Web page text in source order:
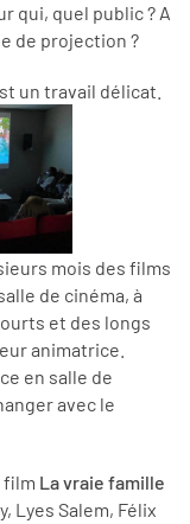
qui, quel public ? A
de projection ?
un travail délicat.
mois des films
de cinéma, à
et des longs
animatrice.
en salle de
avec le
film La vraie famille
Lyes Salem, Félix